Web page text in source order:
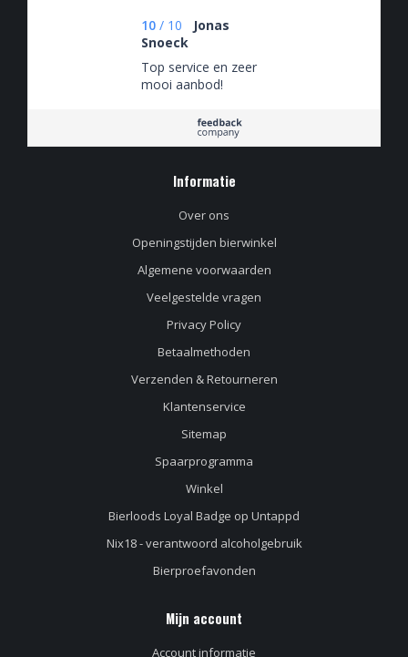
PostNL deze is nu 7
dagen onderweg en
zie geen bezorgdag
en tijd
10 / 10
Jonas
Snoeck
Top service en zeer
mooi aanbod!
Informatie
Over ons
Openingstijden bierwinkel
Algemene voorwaarden
Veelgestelde vragen
Privacy Policy
Betaalmethoden
Verzenden & Retourneren
Klantenservice
Sitemap
Spaarprogramma
Winkel
Bierloods Loyal Badge op Untappd
Nix18 - verantwoord alcoholgebruik
Bierproefavonden
Mijn account
Account informatie